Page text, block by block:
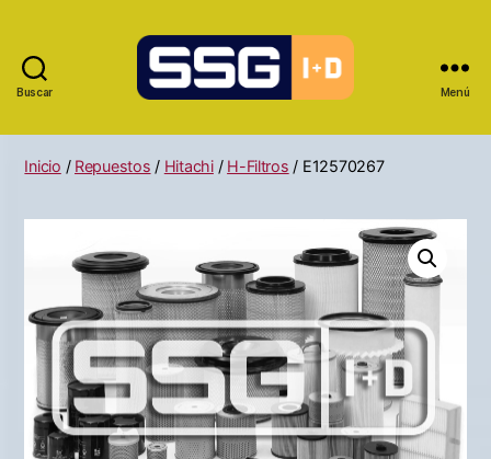
Buscar Menú
Inicio / Repuestos / Hitachi/ H-Filtros / E12570267